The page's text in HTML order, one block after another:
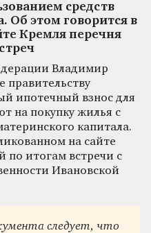
средств
Об этом говорится в
Кремля перечня
Владимир
правительству
ипотечный взнос для
на покупку жилья с
капитала.
на сайте
по итогам встречи с
Ивановской
следует, что